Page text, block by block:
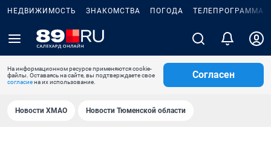
НЕДВИЖИМОСТЬ ЗНАКОМСТВА ПОГОДА ТЕЛЕПРОГРАММА
На информационном ресурсе применяются cookie-
файлы. Оставаясь на сайте, вы подтверждаете свое
согласиена их использование.
Согласен
Новости ХМАО Новости Тюменской области